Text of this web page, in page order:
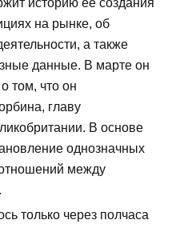
историю ее создания
на рынке, об
а также
данные. В марте он
том, что он
главу
В основе
однозначных
между
только через полчаса